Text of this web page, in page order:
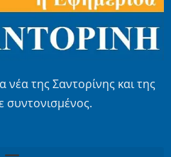
νέα της Σαντορίνης και της
συντονισμένος.